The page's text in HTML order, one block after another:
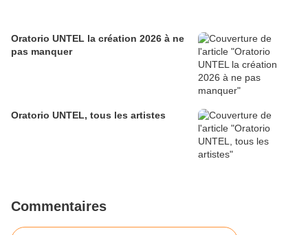
Oratorio UNTEL la création 2026 à ne
pas manquer
Oratorio UNTEL, tous les artistes
Commentaires